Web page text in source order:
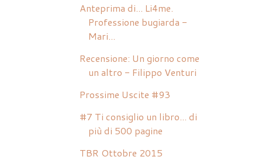
Anteprima di... Li4me.
Professione bugiarda -
Mari...
Recensione: Un giorno come
un altro - Filippo Venturi
Prossime Uscite #93
#7 Ti consiglio un libro... di
più di 500 pagine
TBR Ottobre 2015